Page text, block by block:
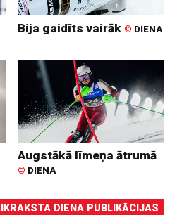
Bija gaidīts vairāk © DIENA
Augstākā līmeņa ātrumā
© DIENA
DIENA PUBLIKĀCIJAS